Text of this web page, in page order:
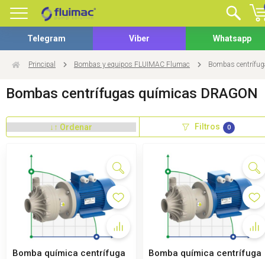
Telegram Viber Whatsapp
Principal Bombas y equipos FLUIMAC Flumac Bombas
Bombas centrífugas químicas DRAGON
Filtros 0
Bomba química centrífuga
Bomba química centrífuga